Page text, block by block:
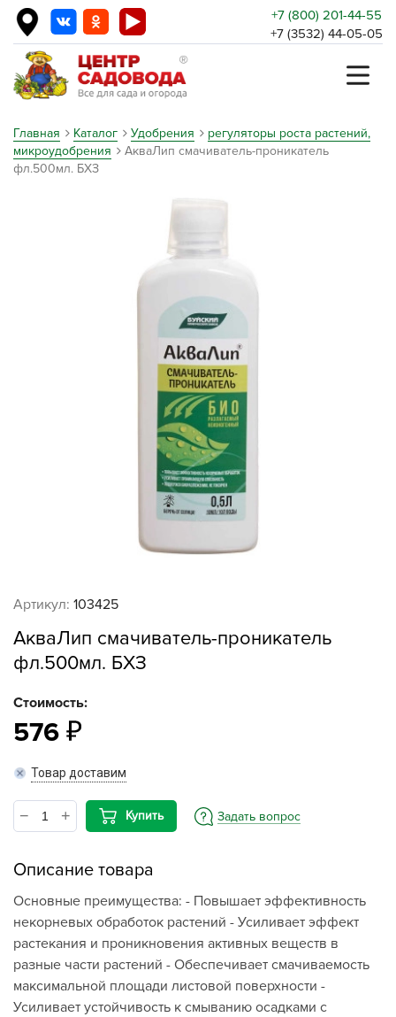
+7 (800) 201-44-55
+7 (3532) 44-05-05
Главная Каталог Удобрения
регуляторы роста растений,
микроудобрения
АкваЛип смачиватель-проникатель
фл.500мл. БХЗ
Артикул: 103425
АкваЛип смачиватель-проникатель
фл.500мл. БХЗ
Стоимость:
576
Товар доставим
Купить Задать вопрос
Описание товара
Основные преимущества: - Повышает эффективность
некорневых обработок растений - Усиливает эффект
растекания и проникновения активных веществ в
разные части растений - Обеспечивает смачиваемость
максимальной площади листовой поверхности -
Усиливает устойчивость к смыванию осадками с